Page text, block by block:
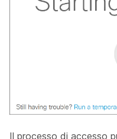
Il processo di accesso